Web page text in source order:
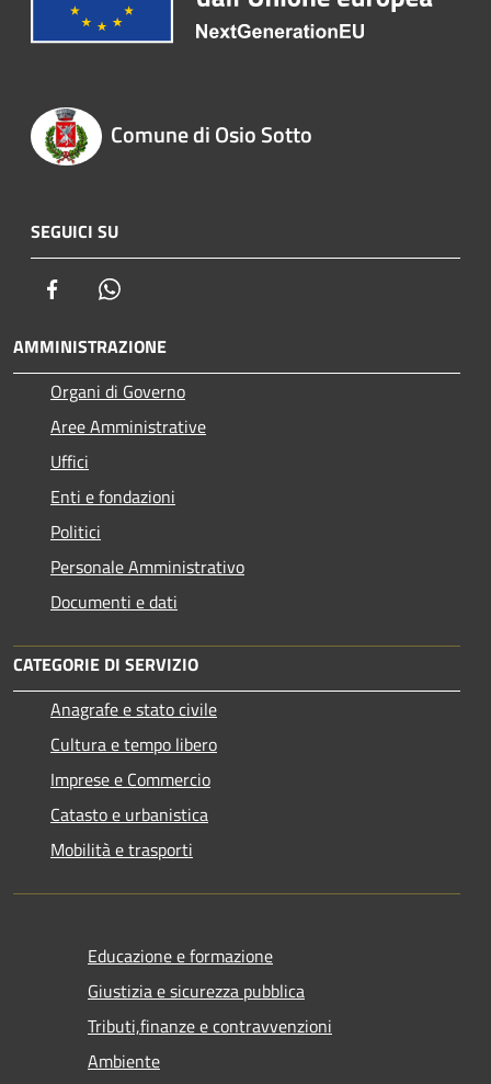
Comune di Osio Sotto
SEGUICI SU
Facebook
AMMINISTRAZIONE
Organi di Governo
Aree Amministrative
Uffici
Enti e fondazioni
Politici
Personale Amministrativo
Documenti e dati
CATEGORIE DI SERVIZIO
Anagrafe e stato civile
Cultura e tempo libero
Imprese e Commercio
Catasto e urbanistica
Mobilità e trasporti
Educazione e formazione
Giustizia e sicurezza pubblica
Tributi,finanze e contravvenzioni
Ambiente